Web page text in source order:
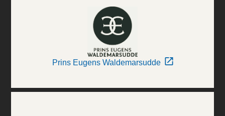
Prins Eugens Waldemarsudde